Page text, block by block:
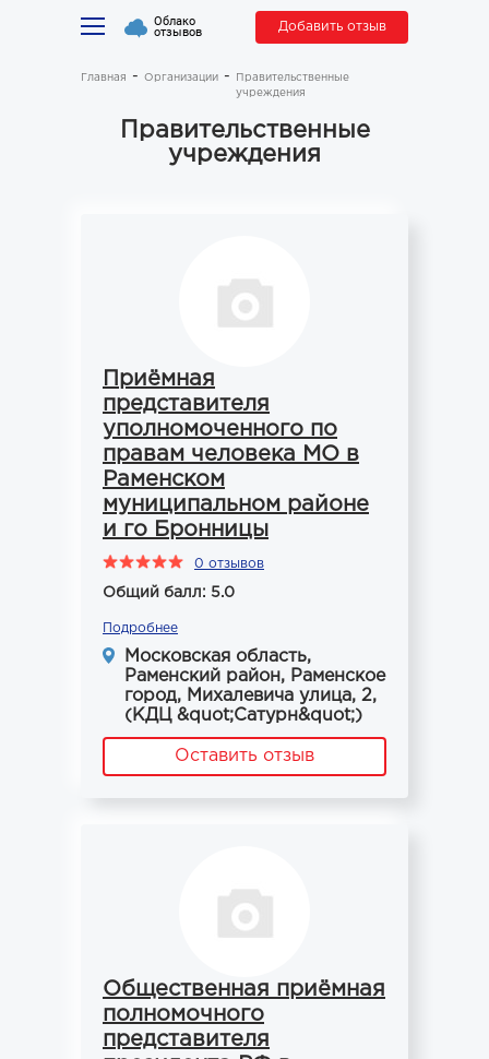
Облако
отзывов Добавить отзыв
Главная Организации
Правительственные
учреждения
Правительственные
учреждения
Приёмная
представителя
уполномоченного по
правам человека МО в
Раменском
муниципальном районе
и го Бронницы
0 отзывов
Общий балл: 5.0
Подробнее
Московская область,
Раменский район, Раменское
город, Михалевича улица, 2,
(КДЦ &quot;Сатурн&quot;)
Оставить отзыв
Общественная приёмная
полномочного
представителя